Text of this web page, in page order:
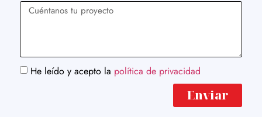
He leído y acepto la política de privacidad
Enviar